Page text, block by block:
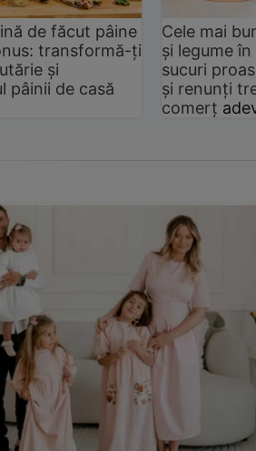
de făcut pâine
transformă-ți
și
pâinii de casă
Cele mai
și legume
sucuri
și renunți
comerț